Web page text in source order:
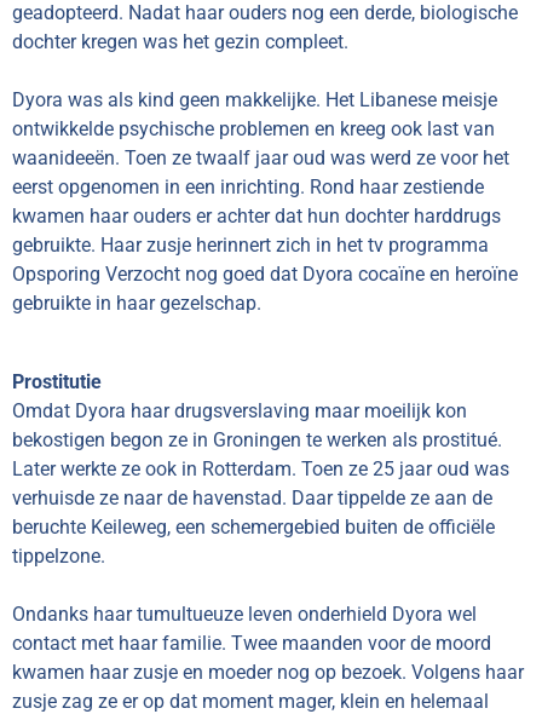
geadopteerd. Nadat haar ouders nog een derde, biologische
dochter kregen was het gezin compleet.
Dyora was als kind geen makkelijke. Het Libanese meisje
ontwikkelde psychische problemen en kreeg ook last van
waanideeën. Toen ze twaalf jaar oud was werd ze voor het
eerst opgenomen in een inrichting. Rond haar zestiende
kwamen haar ouders er achter dat hun dochter harddrugs
gebruikte. Haar zusje herinnert zich in het tv programma
Opsporing Verzocht nog goed dat Dyora cocaïne en heroïne
gebruikte in haar gezelschap.
Prostitutie
Omdat Dyora haar drugsverslaving maar moeilijk kon
bekostigen begon ze in Groningen te werken als prostitué.
Later werkte ze ook in Rotterdam. Toen ze 25 jaar oud was
verhuisde ze naar de havenstad. Daar tippelde ze aan de
beruchte Keileweg, een schemergebied buiten de officiële
tippelzone.
Ondanks haar tumultueuze leven onderhield Dyora wel
contact met haar familie. Twee maanden voor de moord
kwamen haar zusje en moeder nog op bezoek. Volgens haar
zusje zag ze er op dat moment mager, klein en helemaal